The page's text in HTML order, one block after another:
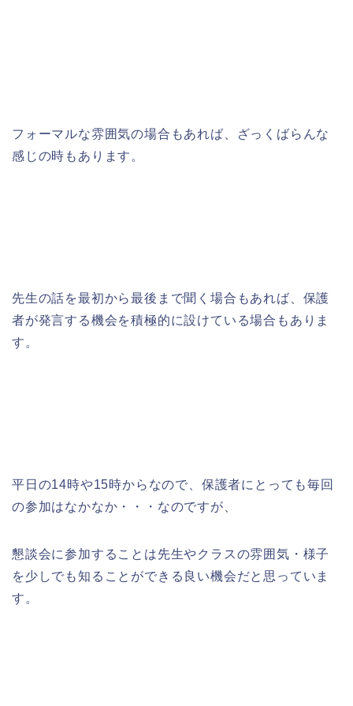
フォーマルな雰囲気の場合もあれば、ざっくばらんな
感じの時もあります。
先生の話を最初から最後まで聞く場合もあれば、保護
者が発言する機会を積極的に設けている場合もありま
す。
平日の14時や15時からなので、保護者にとっても毎回
の参加はなかなか・・・なのですが、
懇談会に参加することは先生やクラスの雰囲気・様子
を少しでも知ることができる良い機会だと思っていま
す。